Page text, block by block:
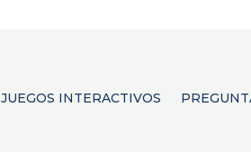
JUEGOS INTERACTIVOS